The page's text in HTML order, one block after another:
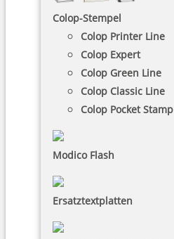
Colop-Stempel
Colop Printer Line
Colop Expert
Colop Green Line
Colop Classic Line
Colop Pocket Stamp
Modico Flash
Ersatztextplatten